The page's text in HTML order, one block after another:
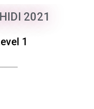
2021
1